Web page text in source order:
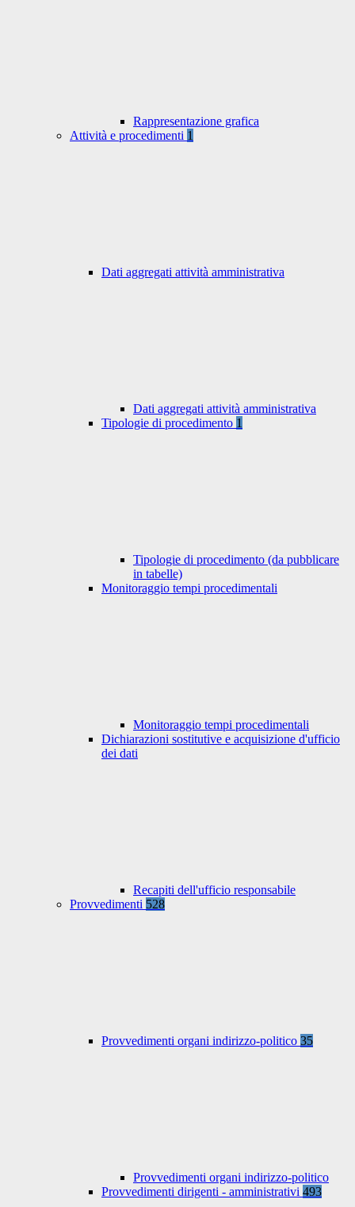
Rappresentazione grafica
Attività e procedimenti 1
Dati aggregati attività amministrativa
Dati aggregati attività amministrativa
Tipologie di procedimento 1
Tipologie di procedimento (da pubblicare
in tabelle)
Monitoraggio tempi procedimentali
Monitoraggio tempi procedimentali
Dichiarazioni sostitutive e acquisizione d'ufficio
dei dati
Recapiti dell'ufficio responsabile
Provvedimenti 528
Provvedimenti organi indirizzo-politico 35
Provvedimenti organi indirizzo-politico
Provvedimenti dirigenti - amministrativi 493